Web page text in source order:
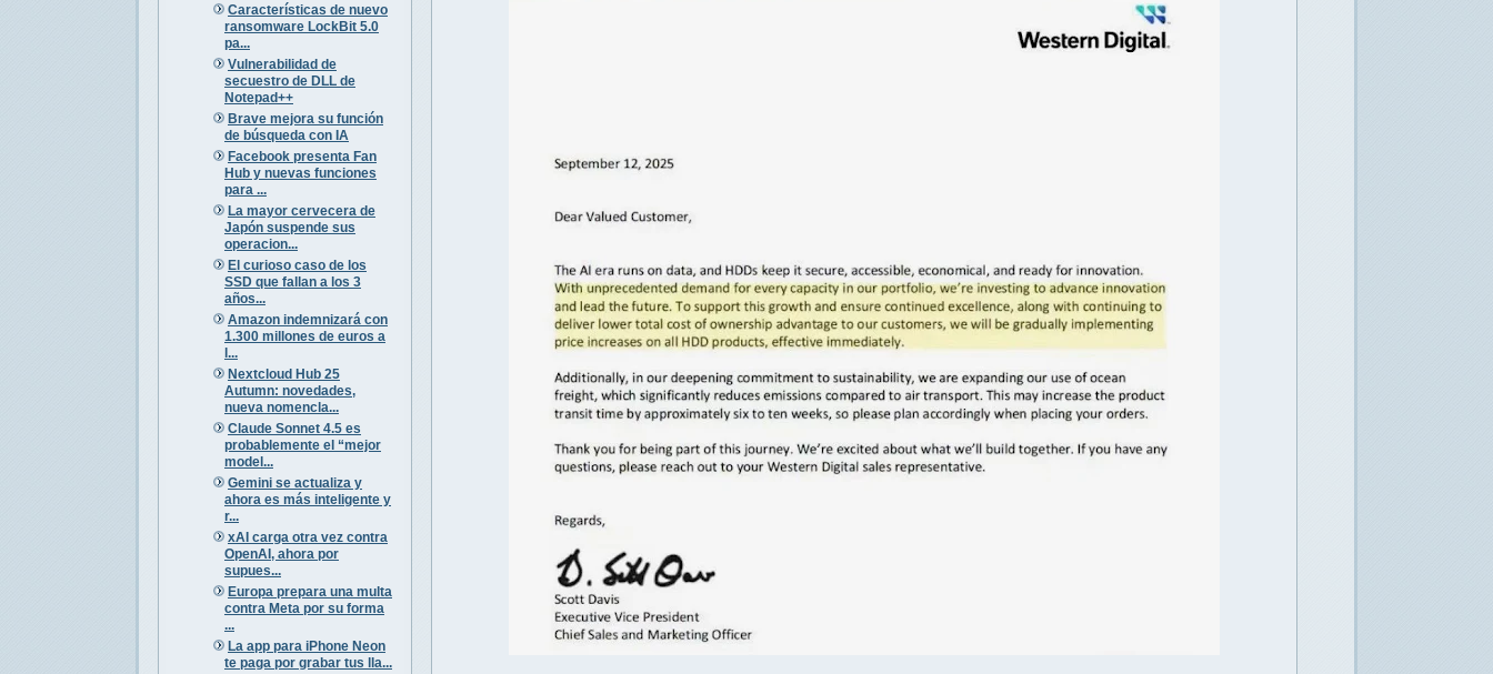
Características de nuevo
ransomware LockBit 5.0
pa...
Vulnerabilidad de
secuestro de DLL de
Notepad++
Brave mejora su función
de búsqueda con IA
Facebook presenta Fan
Hub y nuevas funciones
para ...
La mayor cervecera de
Japón suspende sus
operacion...
El curioso caso de los
SSD que fallan a los 3
años...
Amazon indemnizará con
1.300 millones de euros a
l...
Nextcloud Hub 25
Autumn: novedades,
nueva nomencla...
Claude Sonnet 4.5 es
probablemente el “mejor
model...
Gemini se actualiza y
ahora es más inteligente y
r...
xAI carga otra vez contra
OpenAI, ahora por
supues...
Europa prepara una multa
contra Meta por su forma
...
La app para iPhone Neon
te paga por grabar tus lla...